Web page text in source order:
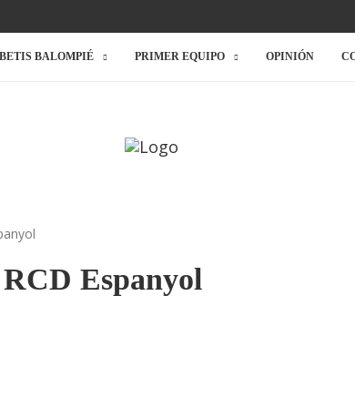
BALOMPIÉ PRIMER EQUIPO OPINIÓN
Espanyol